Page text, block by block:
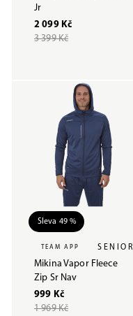
Jr
2 099 Kč
3 399 Kč
Sleva 49 %
TEAM APP SENIOR
Mikina Vapor Fleece
Zip Sr Nav
999 Kč
1 969 Kč